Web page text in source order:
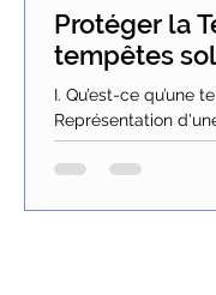
Protéger la
tempêtes
I. Qu’est-ce qu’une
Représentation
Tous les onze ans
solaire...